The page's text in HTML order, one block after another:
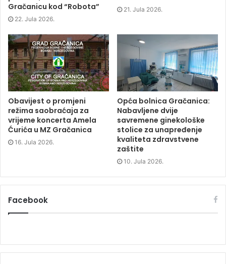
n
e
w
w
n
d
o
w
)
e
w
w
i
d
o
w
)
n
e
n
d
o
w
)
Gračanicu kod “Robota”
22. Jula 2026.
21. Jula 2026.
Obavijest o promjeni
režima saobraćaja za
vrijeme koncerta Amela
Ćurića u MZ Gračanica
16. Jula 2026.
Opća bolnica Gračanica:
Nabavljene dvije
savremene ginekološke
stolice za unapređenje
kvaliteta zdravstvene
zaštite
10. Jula 2026.
Facebook